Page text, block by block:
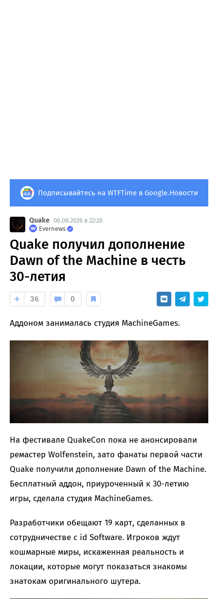
Подписывайтесь на WTFTime в Google.Новости
Quake 06.08.2026 в 22:28
Evernews
Quake получил дополнение
Dawn of the Machine в честь
30-летия
36 0
Аддоном занималась студия MachineGames.
На фестивале QuakeCon пока не анонсировали
ремастер Wolfenstein, зато фанаты первой части
Quake получили дополнение Dawn of the Machine.
Бесплатный аддон, приуроченный к 30-летию
игры, сделала студия MachineGames.
Разработчики обещают 19 карт, сделанных в
сотрудничестве с id Software. Игроков ждут
кошмарные миры, искаженная реальность и
локации, которые могут показаться знакомы
знатокам оригинального шутера.